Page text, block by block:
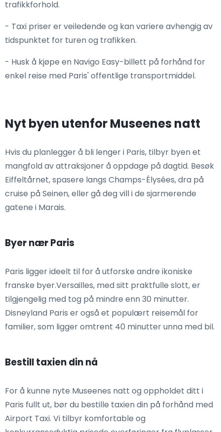
trafikkforhold.
- Taxi priser er veiledende og kan variere avhengig av
tidspunktet for turen og trafikken.
- Husk å kjøpe en Navigo Easy-billett på forhånd for
enkel reise med Paris' offentlige transportmiddel.
Nyt byen utenfor Museenes natt
Hvis du planlegger å bli lenger i Paris, tilbyr byen et
mangfold av attraksjoner å oppdage på dagtid. Besøk
Eiffeltårnet, spasere langs Champs-Élysées, dra på
cruise på Seinen, eller gå deg vill i de sjarmerende
gatene i Marais.
Byer nær Paris
Paris ligger ideelt til for å utforske andre ikoniske
franske byer.Versailles, med sitt praktfulle slott, er
tilgjengelig med tog på mindre enn 30 minutter.
Disneyland Paris er også et populært reisemål for
familier, som ligger omtrent 40 minutter unna med bil.
Bestill taxien din nå
For å kunne nyte Museenes natt og oppholdet ditt i
Paris fullt ut, bør du bestille taxien din på forhånd med
Airport Taxi. Vi tilbyr komfortable og